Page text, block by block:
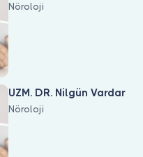
Nöroloji
UZM. DR. Nilgün Vardar
Nöroloji